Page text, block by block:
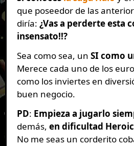
que poseedor de las
diría: ¿Vas a perderte esta
insensato!!?
Sea como sea, un SI como
Merece cada uno de los
como los inviertes en
buen negocio.
PD: Empieza a jugarlo
demás, en dificultad
No me seas un corderito